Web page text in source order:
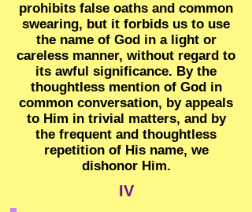
prohibits false oaths and common
swearing, but it forbids us to use
the name of God in a light or
careless manner, without regard to
its awful significance. By the
thoughtless mention of God in
common conversation, by appeals
to Him in trivial matters, and by
the frequent and thoughtless
repetition of His name, we
dishonor Him.
IV